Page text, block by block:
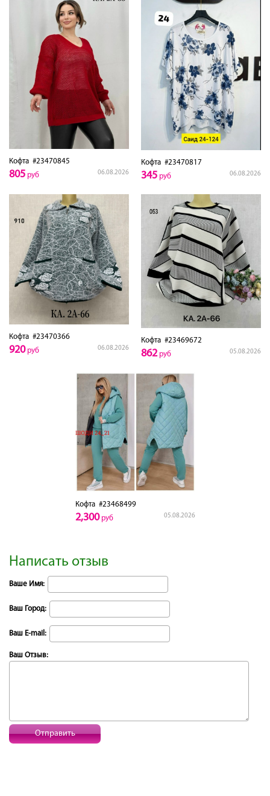
Кофта #23470845
06.08.2026
805 руб
Кофта #23470817
06.08.2026
345 руб
Кофта #23470366
06.08.2026
920руб
Кофта #23469672
05.08.2026
862руб
Кофта#23468499
05.08.2026
2,300руб
Написать отзыв
Ваше Имя:
Ваш Город:
Ваш E-mail:
Ваш Отзыв:
Отправить